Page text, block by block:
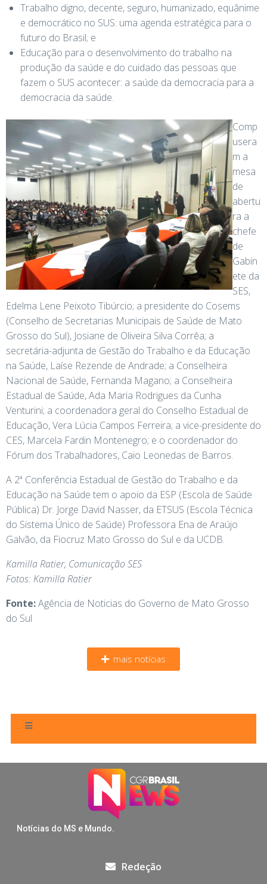
Trabalho digno, decente, seguro, humanizado, equânime
e democrático no SUS: uma agenda estratégica para o
futuro do Brasil; e
Educação para o desenvolvimento do trabalho na
produção da saúde e do cuidado das pessoas que
fazem o SUS acontecer: a saúde da democracia para a
democracia da saúde.
Comp
usera
m a
mesa
de
abertu
ra a
chefe
de
Gabin
ete da
SES,
Edelma Lene Peixoto Tibúrcio; a presidente do Cosems
(Conselho de Secretarias Municipais de Saúde de Mato
Grosso do Sul), Josiane de Oliveira Silva Corrêa; a
secretária-adjunta de Gestão do Trabalho e da Educação
na Saúde, Laíse Rezende de Andrade; a Conselheira
Nacional de Saúde, Fernanda Magano; a Conselheira
Estadual de Saúde, Ada Maria Rodrigues da Cunha
Venturini; a coordenadora geral do Conselho Estadual de
Educação, Vera Lúcia Campos Ferreira; a vice-presidente do
CES, Marcela Fardin Montenegro; e o coordenador do
Fórum dos Trabalhadores, Caio Leonedas de Barros.
A 2ª Conferência Estadual de Gestão do Trabalho e da
Educação na Saúde tem o apoio da ESP (Escola de Saúde
Pública) Dr. Jorge David Nasser, da ETSUS (Escola Técnica
do Sistema Único de Saúde) Professora Ena de Araújo
Galvão, da Fiocruz Mato Grosso do Sul e da UCDB.
Kamilla Ratier, Comunicação SES
Fotos: Kamilla Ratier
Fonte:Agência de Noticias do Governo de Mato Grosso
do Sul
mais notícias
Notícias do MS e Mundo.
Redeção